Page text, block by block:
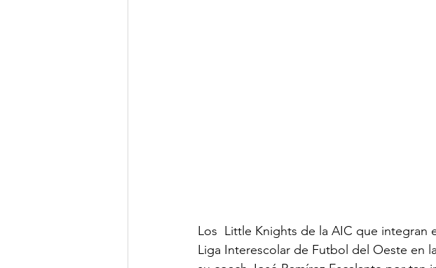
Los  Little Knights de la AIC que integran
Liga Interescolar de Futbol del Oeste en